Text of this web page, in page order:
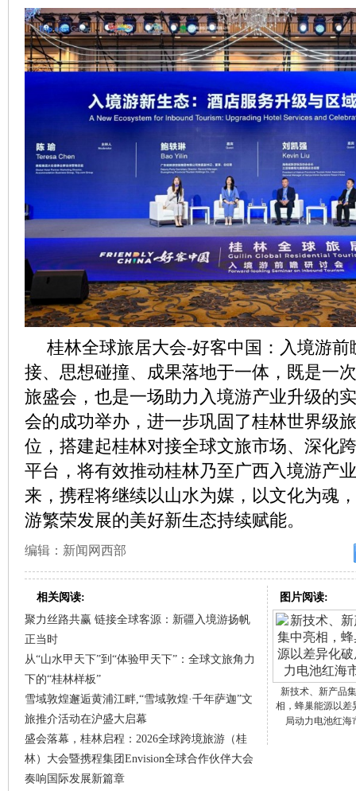
桂林全球旅居大会-好客中国：入境游
接、思想碰撞、成果落地于一体，既是一
旅盛会，也是一场助力入境游产业升级的
会的成功举办，进一步巩固了桂林世界级
位，搭建起桂林对接全球文旅市场、深化
平台，将有效推动桂林乃至广西入境游产
来，携程将继续以山水为媒，以文化为魂
游繁荣发展的美好新生态持续赋能。
编辑：新闻网西部
相关阅读:
聚力丝路共赢 链接全球客源：新疆入境游扬帆
正当时
从“山水甲天下”到“体验甲天下”：全球文旅角力
下的“桂林样板”
雪域敦煌邂逅黄浦江畔,“雪域敦煌·千年萨迦”文
旅推介活动在沪盛大启幕
盛会落幕，桂林启程：2026全球跨境旅游（桂
林）大会暨携程集团Envision全球合作伙伴大会
奏响国际发展新篇章
图片阅读:
新技术、新产品
相，蜂巢能源以差
局动力电池红海